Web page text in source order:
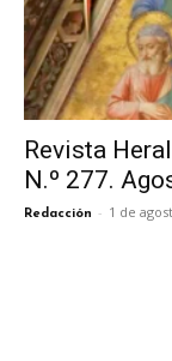
Revista
N.º 277.
Redacción - 1 de